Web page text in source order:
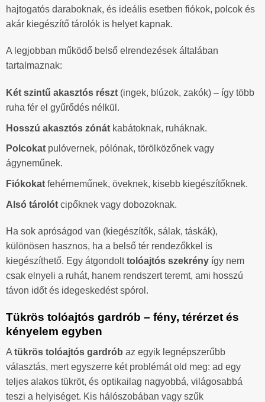
hajtogatós daraboknak, és ideális esetben fiókok, polcok és
akár kiegészítő tárolók is helyet kapnak.
A legjobban működő belső elrendezések általában
tartalmaznak:
Két szintű akasztós részt (ingek, blúzok, zakók) – így több
ruha fér el gyűrődés nélkül.
Hosszú akasztós zónát kabátoknak, ruháknak.
Polcokat pulóvernek, pólónak, törölközőnek vagy
ágyneműnek.
Fiókokat fehérneműnek, öveknek, kisebb kiegészítőknek.
Alsó tárolót cipőknek vagy dobozoknak.
Ha sok apróságod van (kiegészítők, sálak, táskák),
különösen hasznos, ha a belső tér rendezőkkel is
kiegészíthető. Egy átgondolttolóajtós szekrény így nem
csak elnyeli a ruhát, hanem rendszert teremt, ami hosszú
távon időt és idegeskedést spórol.
Tükrös tolóajtós gardrób – fény, térérzet és
kényelem egyben
A tükrös tolóajtós gardrób az egyik legnépszerűbb
választás, mert egyszerre két problémát old meg: ad egy
teljes alakos tükröt, és optikailag nagyobbá, világosabbá
teszi a helyiséget. Kis hálószobában vagy szűk